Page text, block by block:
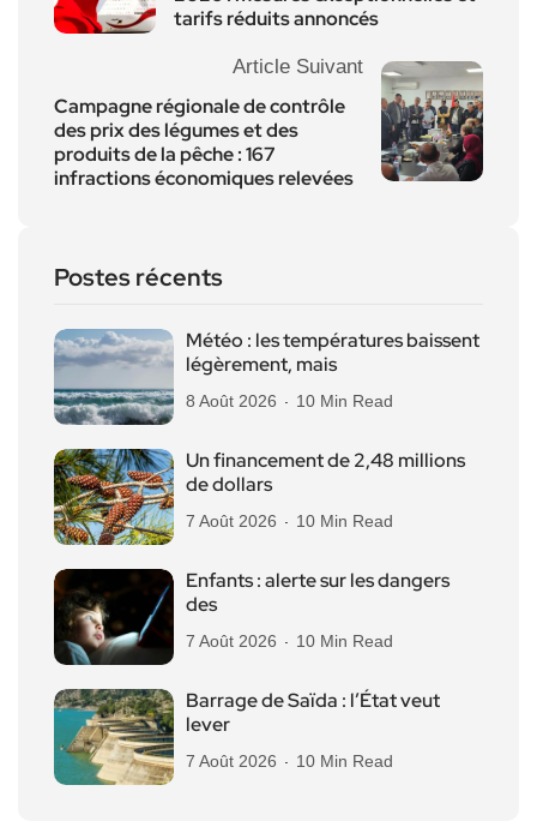
tarifs réduits annoncés
Article Suivant
Campagne régionale de contrôle
des prix des légumes et des
produits de la pêche : 167
infractions économiques relevées
Postes récents
Météo : les températures baissent
légèrement, mais
8 Août 2026 10 Min Read
Un financement de 2,48 millions
de dollars
7 Août 2026 10 Min Read
Enfants : alerte sur les dangers
des
7 Août 2026 10 Min Read
Barrage de Saïda : l’État veut
lever
7 Août 2026 10 Min Read